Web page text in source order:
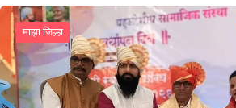
माझा जिल्हा